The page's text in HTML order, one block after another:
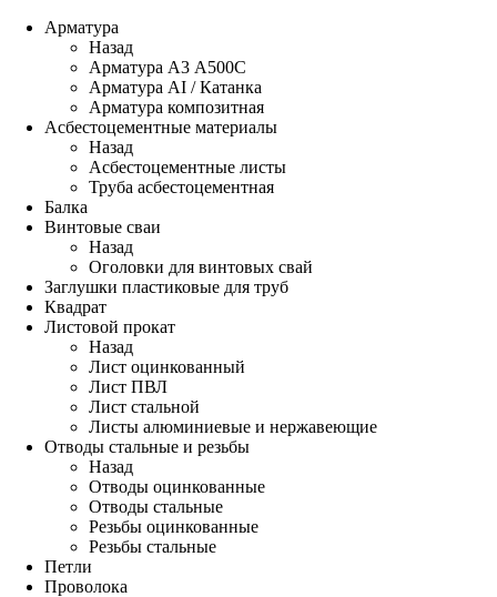
Арматура
Назад
Арматура А3 А500С
Арматура АI / Катанка
Арматура композитная
Асбестоцементные материалы
Назад
Асбестоцементные листы
Труба асбестоцементная
Балка
Винтовые сваи
Назад
Оголовки для винтовых свай
Заглушки пластиковые для труб
Квадрат
Листовой прокат
Назад
Лист оцинкованный
Лист ПВЛ
Лист стальной
Листы алюминиевые и нержавеющие
Отводы стальные и резьбы
Назад
Отводы оцинкованные
Отводы стальные
Резьбы оцинкованные
Резьбы стальные
Петли
Проволока